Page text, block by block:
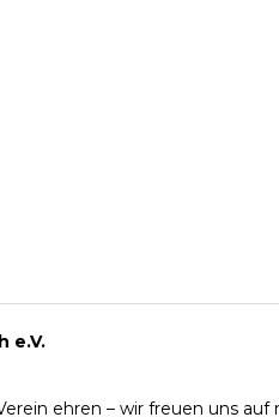
e.V.
ehren – wir freuen uns auf